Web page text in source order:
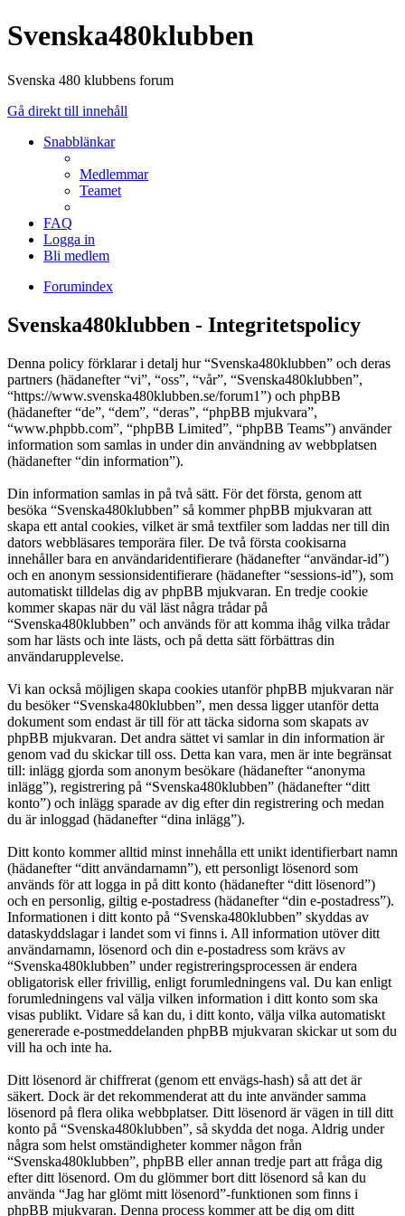
Svenska480klubben
Svenska 480 klubbens forum
Gå direkt till innehåll
Snabblänkar
Medlemmar
Teamet
FAQ
Logga in
Bli medlem
Forumindex
Svenska480klubben - Integritetspolicy
Denna policy förklarar i detalj hur “Svenska480klubben” och deras
partners (hädanefter “vi”, “oss”, “vår”, “Svenska480klubben”,
“https://www.svenska480klubben.se/forum1”) och phpBB
(hädanefter “de”, “dem”, “deras”, “phpBB mjukvara”,
“www.phpbb.com”, “phpBB Limited”, “phpBB Teams”) använder
information som samlas in under din användning av webbplatsen
(hädanefter “din information”).
Din information samlas in på två sätt. För det första, genom att
besöka “Svenska480klubben” så kommer phpBB mjukvaran att
skapa ett antal cookies, vilket är små textfiler som laddas ner till din
dators webbläsares temporära filer. De två första cookisarna
innehåller bara en användaridentifierare (hädanefter “användar-id”)
och en anonym sessionsidentifierare (hädanefter “sessions-id”), som
automatiskt tilldelas dig av phpBB mjukvaran. En tredje cookie
kommer skapas när du väl läst några trådar på
“Svenska480klubben” och används för att komma ihåg vilka trådar
som har lästs och inte lästs, och på detta sätt förbättras din
användarupplevelse.
Vi kan också möjligen skapa cookies utanför phpBB mjukvaran när
du besöker “Svenska480klubben”, men dessa ligger utanför detta
dokument som endast är till för att täcka sidorna som skapats av
phpBB mjukvaran. Det andra sättet vi samlar in din information är
genom vad du skickar till oss. Detta kan vara, men är inte begränsat
till: inlägg gjorda som anonym besökare (hädanefter “anonyma
inlägg”), registrering på “Svenska480klubben” (hädanefter “ditt
konto”) och inlägg sparade av dig efter din registrering och medan
du är inloggad (hädanefter “dina inlägg”).
Ditt konto kommer alltid minst innehålla ett unikt identifierbart namn
(hädanefter “ditt användarnamn”), ett personligt lösenord som
används för att logga in på ditt konto (hädanefter “ditt lösenord”)
och en personlig, giltig e-postadress (hädanefter “din e-postadress”).
Informationen i ditt konto på “Svenska480klubben” skyddas av
dataskyddslagar i landet som vi finns i. All information utöver ditt
användarnamn, lösenord och din e-postadress som krävs av
“Svenska480klubben” under registreringsprocessen är endera
obligatorisk eller frivillig, enligt forumledningens val. Du kan enligt
forumledningens val välja vilken information i ditt konto som ska
visas publikt. Vidare så kan du, i ditt konto, välja vilka automatiskt
genererade e-postmeddelanden phpBB mjukvaran skickar ut som du
vill ha och inte ha.
Ditt lösenord är chiffrerat (genom ett envägs-hash) så att det är
säkert. Dock är det rekommenderat att du inte använder samma
lösenord på flera olika webbplatser. Ditt lösenord är vägen in till ditt
konto på “Svenska480klubben”, så skydda det noga. Aldrig under
några som helst omständigheter kommer någon från
“Svenska480klubben”, phpBB eller annan tredje part att fråga dig
efter ditt lösenord. Om du glömmer bort ditt lösenord så kan du
använda “Jag har glömt mitt lösenord”-funktionen som finns i
phpBB mjukvaran. Denna process kommer att be dig om ditt